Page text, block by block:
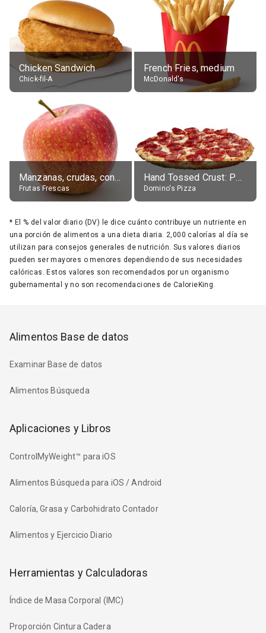
Chicken Sandwich
Chick-fil-A
French Fries, medium
McDonald's
Manzanas, crudas, con piel
Frutas Frescas
Hand Tossed Crust: Pepperoni Pizza (Large 14")
Domino's Pizza
* El % del valor diario (DV) le dice cuánto contribuye un nutriente en
una porción de alimentos a una dieta diaria. 2,000 calorías al día se
utilizan para consejos generales de nutrición. Sus valores diarios
pueden ser mayores o menores dependiendo de sus necesidades
calóricas. Estos valores son recomendados por un organismo
gubernamental y no son recomendaciones de CalorieKing.
Alimentos Base de datos
Examinar Base de datos
Alimentos Búsqueda
Aplicaciones y Libros
ControlMyWeight™ para iOS
Alimentos Búsqueda para iOS / Android
Caloría, Grasa y Carbohidrato Contador
Alimentos y Ejercicio Diario
Herramientas y Calculadoras
Índice de Masa Corporal (IMC)
Proporción Cintura Cadera